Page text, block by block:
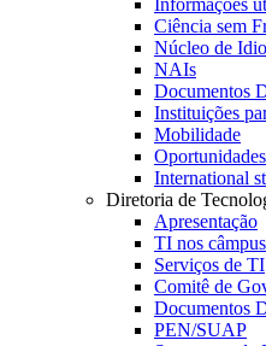
Ciência sem
Núcleo de
NAIs
Documentos
Instituições
Mobilidade
Oportunidades
International
Diretoria de
Apresentação
TI nos câmpus
Serviços de TI
Comitê de
Documentos
PEN/SUAP